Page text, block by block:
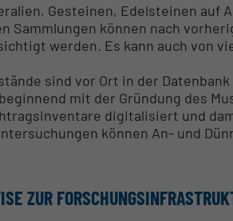
Gesteinen, Edelsteinen auf
Sammlungen können nach
werden. Es kann auch von
sind vor Ort in der
mit der Gründung des
digitalisiert und
können An- und
ZUR